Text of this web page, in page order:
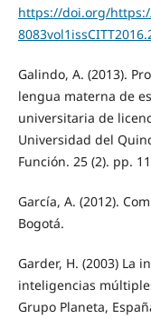
https://doi.org/
Galindo, A. (2013).
lengua materna de
universitaria de
Universidad del
Función. 25 (2). pp.
García, A. (2012).
Bogotá.
Garder, H. (2003) La
inteligencias
Grupo Planeta,